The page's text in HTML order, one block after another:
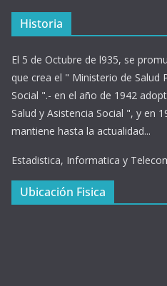
Historia
El 5 de Octubre de l935, se
que crea el " Ministerio de Salud
Social ".- en el año de 1942
Salud y Asistencia Social ", y en
mantiene hasta la actualidad...
Estadistica, Informatica y
Ubicación Fisica